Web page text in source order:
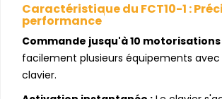
Caractéristique du FCT10-1 :
performance
Commande jusqu'à 10 motorisations
facilement plusieurs équipements avec
clavier.